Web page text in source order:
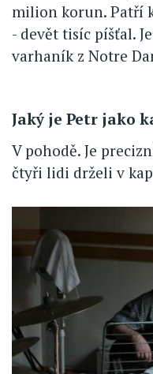
milion korun. Patří
- devět tisíc píšťal.
varhaník z Notre
Jaký je Petr jako
V pohodě. Je
čtyři lidi drželi v